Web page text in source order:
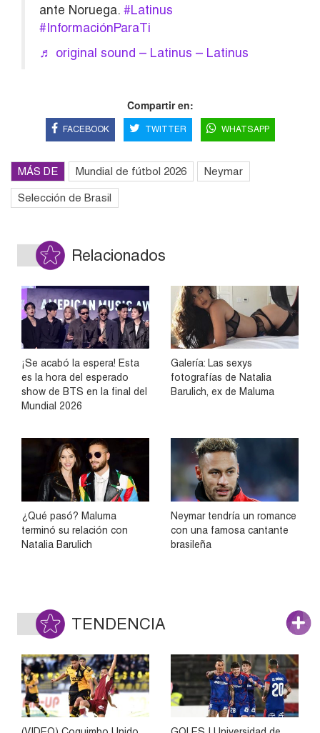
ante Noruega. #Latinus
#InformaciónParaTi
♬ original sound – Latinus – Latinus
Compartir en:
FACEBOOK TWITTER WHATSAPP
MÁS DE Mundial de fútbol 2026 Neymar
Selección de Brasil
Relacionados
¡Se acabó la espera! Esta
es la hora del esperado
show de BTS en la final del
Mundial 2026
Galería: Las sexys
fotografías de Natalia
Barulich, ex de Maluma
¿Qué pasó? Maluma
terminó su relación con
Natalia Barulich
Neymar tendría un romance
con una famosa cantante
brasileña
TENDENCIA